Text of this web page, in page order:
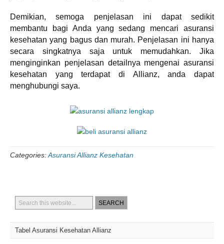
Demikian, semoga penjelasan ini dapat sedikit
membantu bagi Anda yang sedang mencari asuransi
kesehatan yang bagus dan murah. Penjelasan ini hanya
secara singkatnya saja untuk memudahkan. Jika
menginginkan penjelasan detailnya mengenai asuransi
kesehatan yang terdapat di Allianz, anda dapat
menghubungi saya.
Categories:Asuransi Allianz Kesehatan
Tabel Asuransi Kesehatan Allianz